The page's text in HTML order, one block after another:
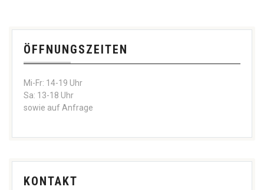
ÖFFNUNGSZEITEN
Mi-Fr: 14-19 Uhr
Sa: 13-18 Uhr
sowie auf Anfrage
KONTAKT